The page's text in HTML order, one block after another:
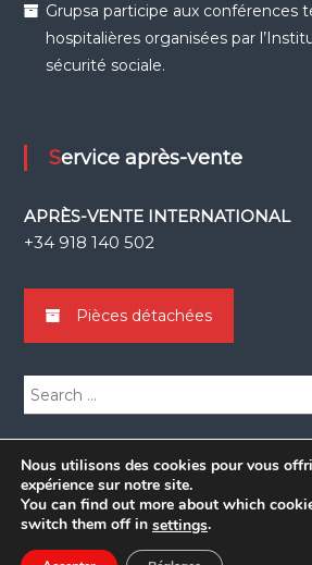
Grupsa participe aux conférences
hospitalières organisées par
sécurité sociale.
Service après-vente
APRÈS-VENTE INTERNATIONAL
+34 918 140 502
Pièces détachées
Search
for:
Copyright © 2026
Nous utilisons des cookies pour vous
expérience sur notre site.
You can find out more about which
switch them off in settings.